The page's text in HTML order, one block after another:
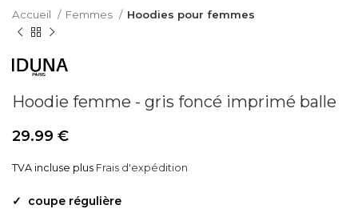
Accueil Femmes Hoodies pour femmes
Hoodie femme - gris foncé imprimé balle
29.99 €
TVA incluse plus Frais d'expédition
✓ coupe régulière